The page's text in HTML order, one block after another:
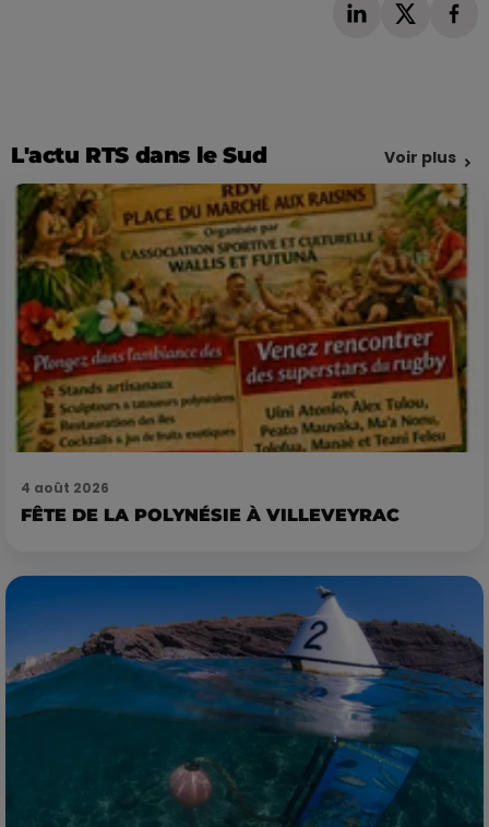
L'actu RTS dans le Sud Voir plus
4 août 2026
FÊTE DE LA POLYNÉSIE À VILLEVEYRAC